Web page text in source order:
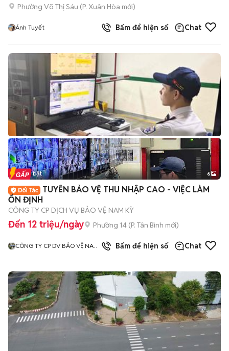
Phường Võ Thị Sáu (P. Xuân Hòa mới)
Ánh Tuyết Bấm để hiện số Chat
+2
Tin nổi bật 6
TUYỂN BẢO VỆ THU NHẬP CAO - VIỆC LÀM
ỔN ĐỊNH
CÔNG TY CP DỊCH VỤ BẢO VỆ NAM KỲ
Đến 12 triệu/ngày Phường 14 (P. Tân Bình mới)
CÔNG TY CP DV BẢO VỆ NAM
3đã bán
Bấm để hiện số Chat